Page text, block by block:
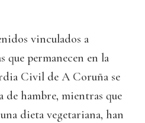
vinculados a
que permanecen en la
Civil de A Coruña se
de hambre, mientras que
dieta vegetariana, han